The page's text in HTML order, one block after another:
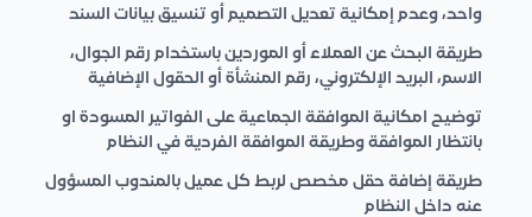
واحد، وعدم إمكانية تعديل التصميم أو تنسيق بيانات السند
طريقة البحث عن العملاء أو الموردين باستخدام رقم الجوال،
الاسم، البريد الإلكتروني، رقم المنشأة أو الحقول الإضافية
توضيح امكانية الموافقة الجماعية على الفواتير المسودة او
بانتظار الموافقة وطريقة الموافقة الفردية في النظام
طريقة إضافة حقل مخصص لربط كل عميل بالمندوب المسؤول
عنه داخل النظام